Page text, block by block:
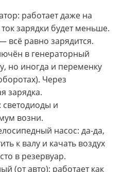
работает даже на
зарядки будет меньше.
всё равно зарядится.
в генераторный
но иногда и переменку
Через
зарядка.
и
возни.
насос: да-да,
к валу и качать воздух
в резервуар.
(от авто): работает как